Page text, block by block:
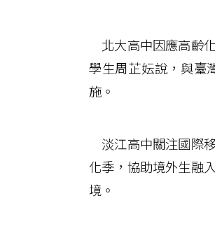
北大高中因應高齡
學生周芷妘說，與臺
施。
淡江高中關注國際
化季，協助境外生融
境。